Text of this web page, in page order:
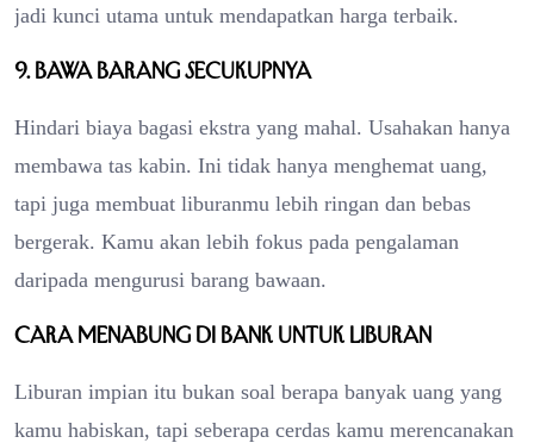
jadi kunci utama untuk mendapatkan harga terbaik.
9. Bawa barang secukupnya
Hindari biaya bagasi ekstra yang mahal. Usahakan hanya
membawa tas kabin. Ini tidak hanya menghemat uang,
tapi juga membuat liburanmu lebih ringan dan bebas
bergerak. Kamu akan lebih fokus pada pengalaman
daripada mengurusi barang bawaan.
Cara Menabung di Bank untuk Liburan
Liburan impian itu bukan soal berapa banyak uang yang
kamu habiskan, tapi seberapa cerdas kamu merencanakan